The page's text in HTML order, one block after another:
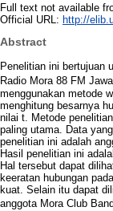
Full text not available
Official URL: http://
Abstract
Penelitian ini bertujuan
Radio Mora 88 FM
menggunakan metode
menghitung besarnya
nilai t. Metode
paling utama. Data
penelitian ini adalah
Hasil penelitian ini
Hal tersebut dapat
keeratan hubungan
kuat. Selain itu dapat
anggota Mora Club